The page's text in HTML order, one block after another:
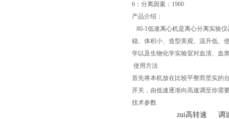
6 ：分离因素： 1960
产品介绍：
80-1低速离心机是离心分离实验
稳、体积小、造型美观、温升低、
学以及生物化学实验室对血清、血
使用方法
首先将本机放在比较平整而坚实的
开关，由低速逐渐向高速调至你需
技术参数
zui高转速
调